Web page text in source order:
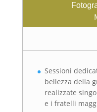
Sessioni
bellezza della
realizzate
e i fratelli